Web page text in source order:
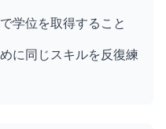
学位を取得すること
に同じスキルを反復練